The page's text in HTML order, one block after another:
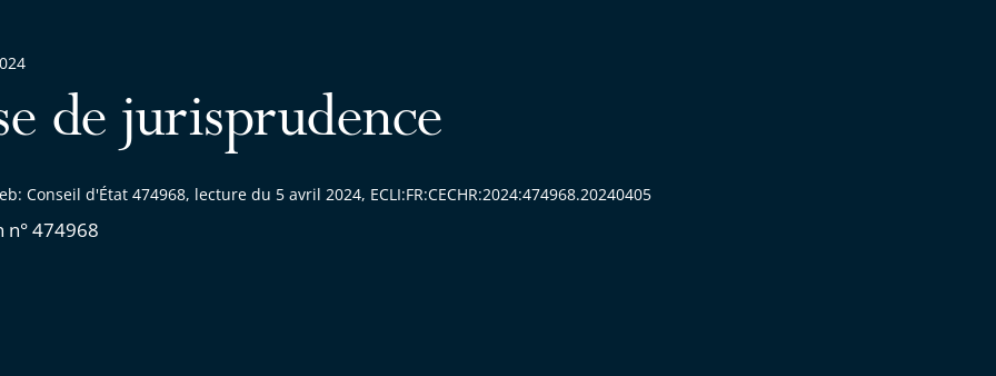
de jurisprudence
Conseil d'État 474968, lecture du 5 avril 2024, ECLI:FR:CECHR:2024:474968.20240405
n° 474968